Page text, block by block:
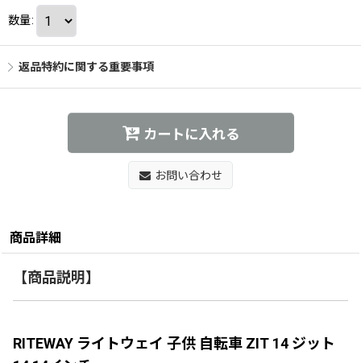
数量:
返品特約に関する重要事項
カートに入れる
お問い合わせ
商品詳細
【商品説明】
RITEWAY ライトウェイ 子供 自転車 ZIT 14 ジット